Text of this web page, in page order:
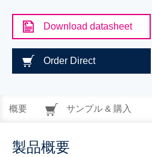
Download datasheet
Order Direct
概要 サンプル & 購入
製品概要